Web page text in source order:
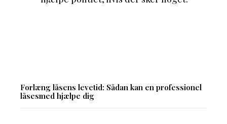
Forlæng låsens levetid: Sådan kan en professionel
låsesmed hjælpe dig